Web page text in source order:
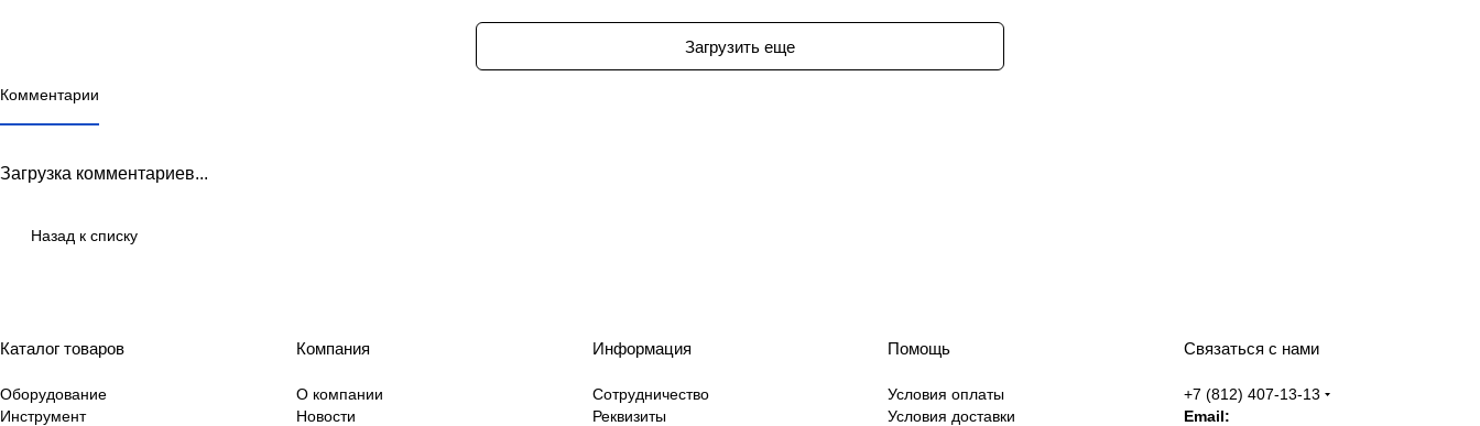
Загрузить еще
Комментарии
Загрузка комментариев...
Назад к списку
Каталог товаров
Оборудование
Инструмент
Компания
О компании
Новости
Информация
Сотрудничество
Реквизиты
Помощь
Условия оплаты
Условия доставки
Связаться с нами
+7 (812) 407-13-13
Email: